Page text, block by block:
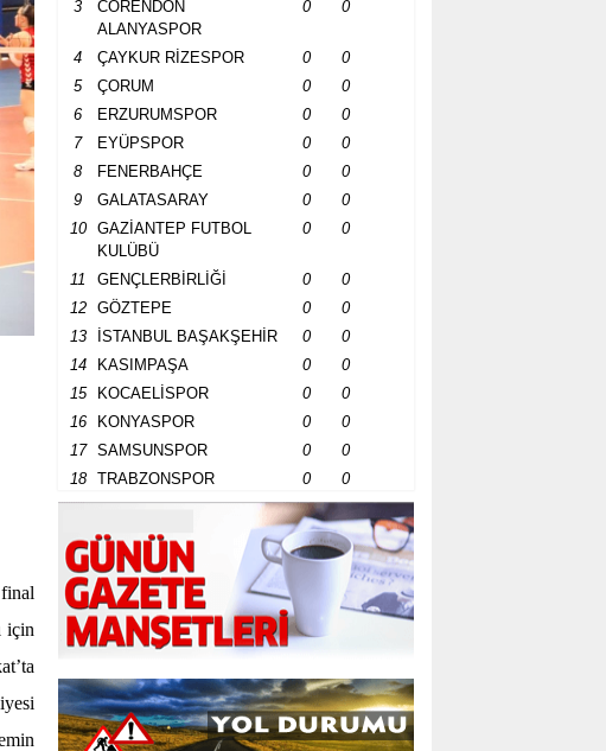
için
3
CORENDON
ALANYASPOR
0 0
4 ÇAYKUR RİZESPOR 0
0
5
ÇORUM 0
0
6
ERZURUMSPOR 0
0
7
EYÜPSPOR 0
0
8
FENERBAHÇE 0
0
9
GALATASARAY 0
0
10
GAZİANTEP FUTBOL
KULÜBÜ
0 0
11 GENÇLERBİRLİĞİ 0
0
12
GÖZTEPE 0
0
13
İSTANBUL BAŞAKŞEHİR 0
0
14
KASIMPAŞA 0
0
15
KOCAELİSPOR 0
0
16
KONYASPOR 0
0
17
SAMSUNSPOR 0
0
18
TRABZONSPOR 0 0